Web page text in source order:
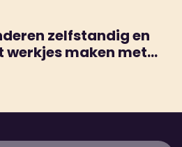
zelfstandig en
werkjes maken met